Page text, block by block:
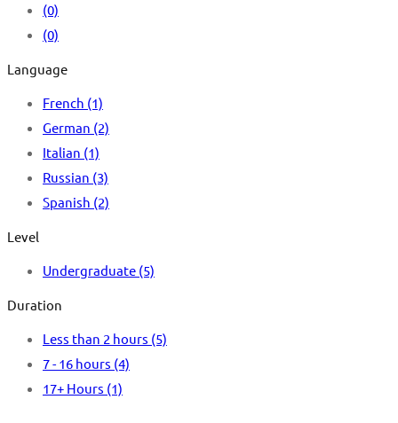
(0)
(0)
Language
French (1)
German (2)
Italian (1)
Russian (3)
Spanish (2)
Level
Undergraduate (5)
Duration
Less than 2 hours (5)
7 - 16 hours (4)
17+ Hours (1)